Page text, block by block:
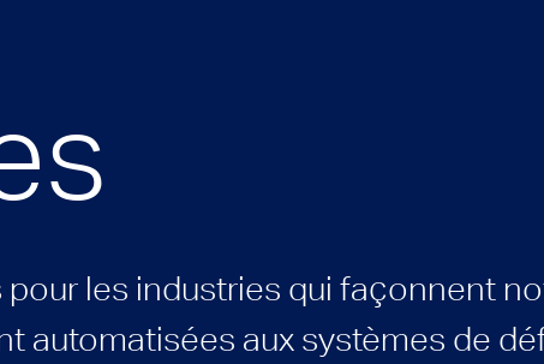
pour les industries qui façonnent
automatisées aux systèmes de